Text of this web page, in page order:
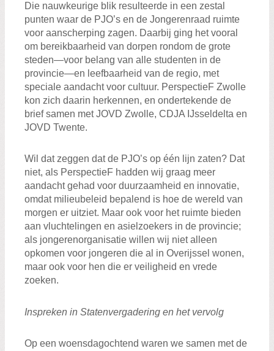
Die nauwkeurige blik resulteerde in een zestal
punten waar de PJO’s en de Jongerenraad ruimte
voor aanscherping zagen. Daarbij ging het vooral
om bereikbaarheid van dorpen rondom de grote
steden—voor belang van alle studenten in de
provincie—en leefbaarheid van de regio, met
speciale aandacht voor cultuur. PerspectieF Zwolle
kon zich daarin herkennen, en ondertekende de
brief samen met JOVD Zwolle, CDJA IJsseldelta en
JOVD Twente.
Wil dat zeggen dat de PJO’s op één lijn zaten? Dat
niet, als PerspectieF hadden wij graag meer
aandacht gehad voor duurzaamheid en innovatie,
omdat milieubeleid bepalend is hoe de wereld van
morgen er uitziet. Maar ook voor het ruimte bieden
aan vluchtelingen en asielzoekers in de provincie;
als jongerenorganisatie willen wij niet alleen
opkomen voor jongeren die al in Overijssel wonen,
maar ook voor hen die er veiligheid en vrede
zoeken.
Inspreken in Statenvergadering en het vervolg
Op een woensdagochtend waren we samen met de